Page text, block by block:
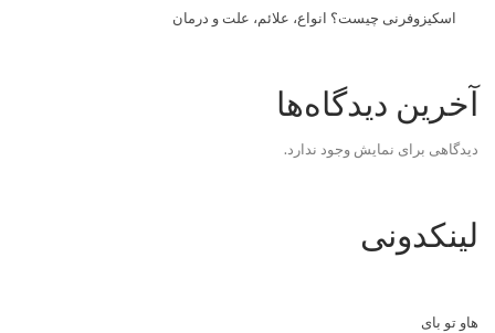
اسکیزوفرنی چیست؟ انواع، علائم، علت و درمان
آخرین دیدگاه‌ها
دیدگاهی برای نمایش وجود ندارد.
لینکدونی
هاو تو بای